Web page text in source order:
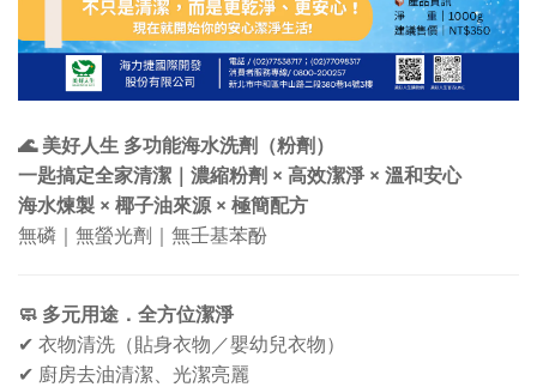
🌊 美好人生 多功能海水洗劑（粉劑）
一匙搞定全家清潔｜濃縮粉劑 × 高效潔淨 × 溫和安心
海水煉製 × 椰子油來源× 極簡配方
無磷｜無螢光劑｜無壬基苯酚
🧼 多元用途．全方位潔淨
✔ 衣物清洗（貼身衣物／嬰幼兒衣物）
✔ 廚房去油清潔、光潔亮麗